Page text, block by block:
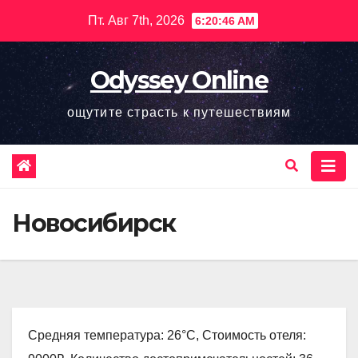
содержимому
Пт. Авг 7th, 2026 6:20:48 AM
Odyssey Online
ощутите страсть к путешествиям
Новосибирск
Средняя температура: 26°C, Стоимость отеля: